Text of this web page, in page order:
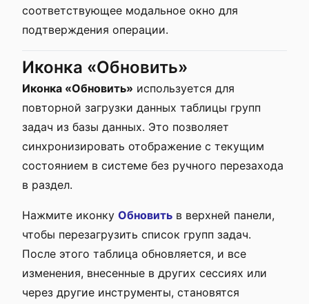
соответствующее модальное окно для
подтверждения операции.
Иконка «Обновить»
Иконка «Обновить» используется для
повторной загрузки данных таблицы групп
задач из базы данных. Это позволяет
синхронизировать отображение с текущим
состоянием в системе без ручного перезахода
в раздел.
Нажмите иконку Обновить в верхней панели,
чтобы перезагрузить список групп задач.
После этого таблица обновляется, и все
изменения, внесенные в других сессиях или
через другие инструменты, становятся